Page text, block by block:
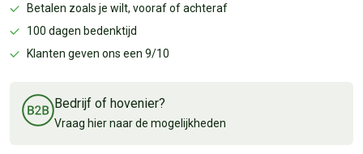
Betalen zoals je wilt, vooraf of achteraf
100 dagen bedenktijd
Klanten geven ons een 9/10
Bedrijf of hovenier?
Vraag hier naar de mogelijkheden